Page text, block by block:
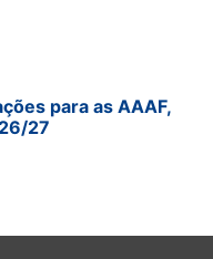
para as AAAF,
27